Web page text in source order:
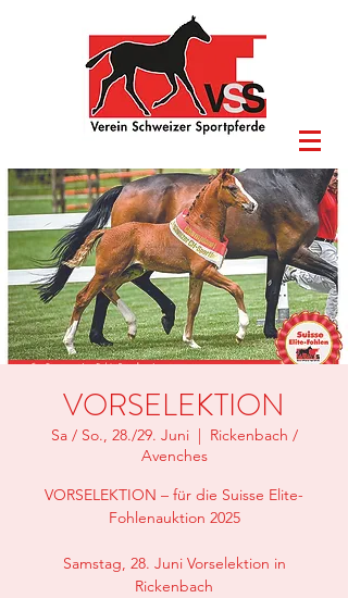
VORSELEKTION
Sa / So., 28./29. Juni
  |
Rickenbach /
Avenches
VORSELEKTION – für die Suisse Elite-
Fohlenauktion 2025
Samstag, 28. Juni Vorselektion in
Rickenbach